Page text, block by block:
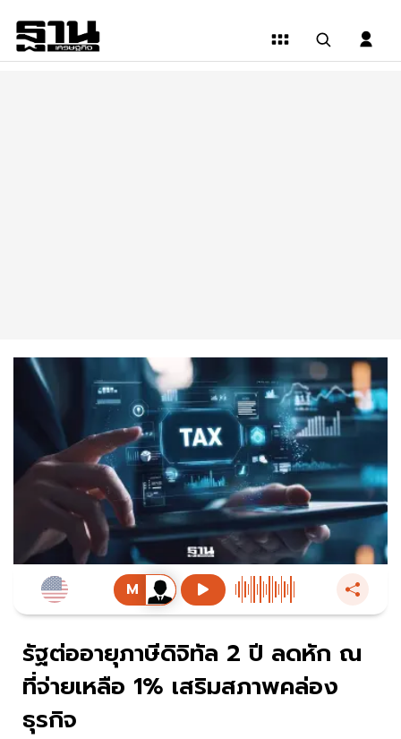
รัฐต่ออายุภาษีดิจิทัล 2 ปี ลดหัก ณ
ที่จ่ายเหลือ 1% เสริมสภาพคล่อง
ธุรกิจ